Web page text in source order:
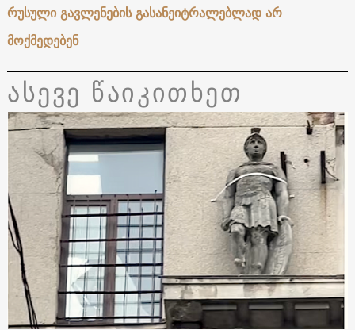
რუსული გავლენების გასანეიტრალებლად არ
მოქმედებენ
ასევე წაიკითხეთ